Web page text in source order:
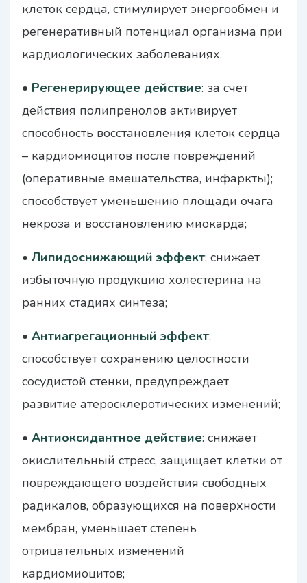
клеток сердца, стимулирует энергообмен и
регенеративный потенциал организма при
кардиологических заболеваниях.
• Регенерирующее действие: за счет
действия полипренолов активирует
способность восстановления клеток сердца
– кардиомиоцитов после повреждений
(оперативные вмешательства, инфаркты);
способствует уменьшению площади очага
некроза и восстановлению миокарда;
• Липидоснижающий эффект: снижает
избыточную продукцию холестерина на
ранних стадиях синтеза;
• Антиагрегационный эффект:
способствует сохранению целостности
сосудистой стенки, предупреждает
развитие атеросклеротических изменений;
• Антиоксидантное действие: снижает
окислительный стресс, защищает клетки от
повреждающего воздействия свободных
радикалов, образующихся на поверхности
мембран, уменьшает степень
отрицательных изменений
кардиомиоцитов;